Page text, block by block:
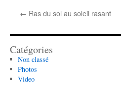
← Ras du sol au soleil rasant
Catégories
Non classé
Photos
Video